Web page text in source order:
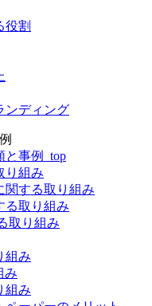
役割
ンディング
と事例_top
り組み
関する取り組み
る取り組み
取り組み
組み
み
組み